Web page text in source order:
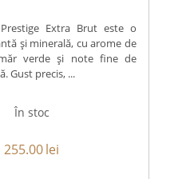
Prestige Extra Brut este o
și minerală, cu arome de
verde și note fine de
Gust precis, ...
În stoc
255.00lei